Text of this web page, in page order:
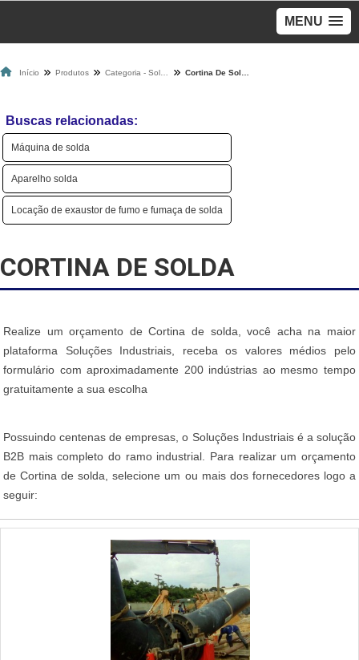
MENU
Início Produtos
Buscas relacionadas:
Máquina de solda
Aparelho solda
Locação de exaustor de fumo e fumaça de solda
CORTINA DE SOLDA
Realize um orçamento de Cortina de solda, você acha na maior
plataforma Soluções Industriais, receba os valores médios pelo
formulário com aproximadamente 200 indústrias ao mesmo tempo
gratuitamente a sua escolha
Possuindo centenas de empresas, o Soluções Industriais é a solução
B2B mais completo do ramo industrial. Para realizar um orçamento
de Cortina de solda, selecione um ou mais dos fornecedores logo a
seguir: